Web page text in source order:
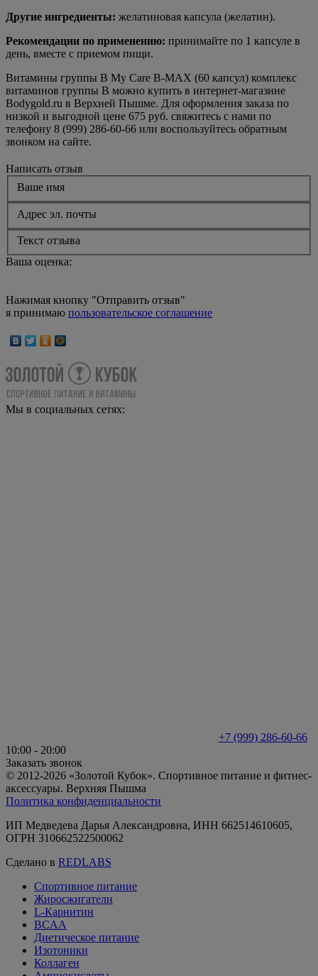
Другие ингредиенты: желатиновая капсула (желатин).
Рекомендации по применению: принимайте по 1 капсуле в
день, вместе с приемом пищи.
Витамины группы В My Care B-MAX (60 капсул) комплекс
витаминов группы В можно купить в интернет-магазине
Bodygold.ru в Верхней Пышме. Для оформления заказа по
низкой и выгодной цене 675 руб. свяжитесь с нами по
телефону 8 (999) 286-60-66 или воспользуйтесь обратным
звонком на сайте.
Написать отзыв
Ваше имя
Адрес эл. почты
Текст отзыва
Ваша оценка:
Нажимая кнопку "Отправить отзыв"
я принимаю пользовательское соглашение
Мы в социальных сетях:
+7 (999) 286-60-66
10:00 - 20:00
Заказать звонок
© 2012-2026 «Золотой Кубок». Спортивное питание и фитнес-
аксессуары. Верхняя Пышма
Политика конфиденциальности
ИП Медведева Дарья Александровна, ИНН 662514610605,
ОГРН 310662522500062
Сделано в REDLABS
Спортивное питание
Жиросжигатели
L-Карнитин
BCAA
Диетическое питание
Изотоники
Коллаген